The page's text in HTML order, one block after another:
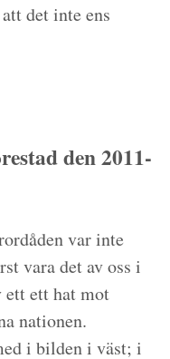
det inte ens
den 2011-
var inte
vara det av oss i
ett ett hat mot
nationen.
i bilden i väst; i